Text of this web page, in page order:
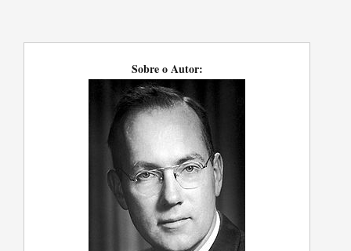
Sobre o Autor: